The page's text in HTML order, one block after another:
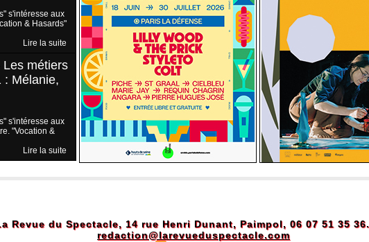
s'intéresse aux
& Hasards"
Lire la suite
Les métiers
: Mélanie,
s'intéresse aux
"Vocation &
Lire la suite
Revue du Spectacle, 14 rue Henri Dunant, Paimpol, 06 07 51 35 36.
redaction@larevueduspectacle.com